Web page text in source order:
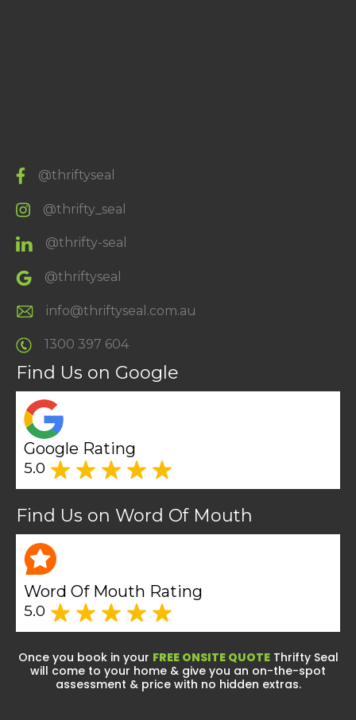
@thriftyseal
@thrifty_seal
@thrifty-seal
@thriftyseal
info@thriftyseal.com.au
1300 397 604
Find Us on Google
Google Rating
5.0
Find Us on Word Of Mouth
Word Of Mouth Rating
5.0
Once you book in your FREE ONSITE QUOTEThrifty Seal
will come to your home & give you an on-the-spot
assessment & price with no hidden extras.